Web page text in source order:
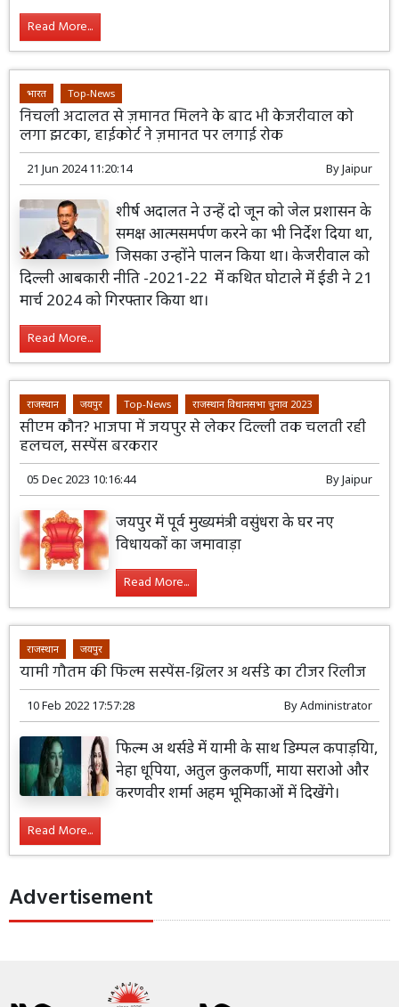
Read More...
भारत Top-News
निचली अदालत से ज़मानत मिलने के बाद भी केजरीवाल को
लगा झटका, हाईकोर्ट ने ज़मानत पर लगाई रोक
21 Jun 2024 11:20:14 ByJaipur
शीर्ष अदालत ने उन्हें दो जून को जेल प्रशासन के
समक्ष आत्मसमर्पण करने का भी निर्देश दिया था,
जिसका उन्होंने पालन किया था। केजरीवाल को
दिल्ली आबकारी नीति -2021-22 में कथित घोटाले में ईडी ने 21
मार्च 2024 को गिरफ्तार किया था।
Read More...
राजस्थान जयपुर Top-News राजस्थान विधानसभा चुनाव 2023
सीएम कौन? भाजपा में जयपुर से लेकर दिल्ली तक चलती रही
हलचल, सस्पेंस बरकरार
05 Dec 2023 10:16:44 ByJaipur
जयपुर में पूर्व मुख्यमंत्री वसुंधरा के घर नए
विधायकों का जमावाड़ा
Read More...
राजस्थान जयपुर
यामी गौतम की फिल्म सस्पेंस-थ्रिलर अ थर्सडे का टीजर रिलीज
10 Feb 2022 17:57:28 ByAdministrator
फिल्म अ थर्सडे में यामी के साथ डिम्पल कपाड़यिा,
नेहा धूपिया, अतुल कुलकर्णी, माया सराओ और
करणवीर शर्मा अहम भूमिकाओं में दिखेंगे।
Read More...
Advertisement